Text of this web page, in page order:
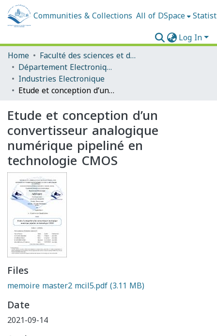
Communities & Collections All of DSpace
Log In
Home
Faculté des sciences et de la technologie
Département Electronique
Industries Electronique
Etude et conception d’un convertisseur analogique numérique pipeliné en technologie CMOS
Etude et conception d’un
convertisseur analogique
numérique pipeliné en
technologie CMOS
Files
memoire master2 mcil5.pdf(3.11 MB)
Date
2021-09-14